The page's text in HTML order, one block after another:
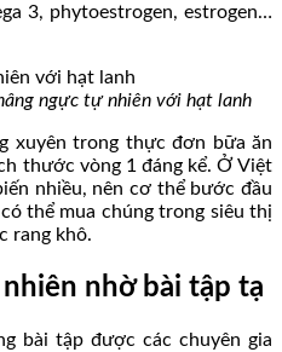
3, phytoestrogen, estrogen…
ngực tự nhiên với hạt lanh
xuyên trong thực đơn bữa ăn
thước vòng 1 đáng kể. Ở Việt
nhiều, nên cơ thể bước đầu
thể mua chúng trong siêu thị
rang khô.
nhờ bài tập tạ
bài tập được các chuyên gia